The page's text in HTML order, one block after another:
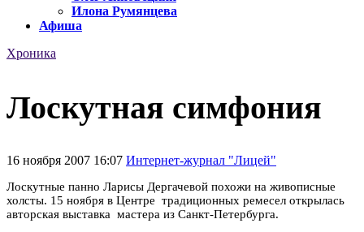
Илона Румянцева
Афиша
Хроника
Лоскутная симфония
16 ноября 2007 16:07 Интернет-журнал "Лицей"
Лоскутные панно Ларисы Дергачевой похожи на живописные
холсты. 15 ноября в Центре традиционных ремесел открылась
авторская выставка мастера из Санкт-Петербурга.